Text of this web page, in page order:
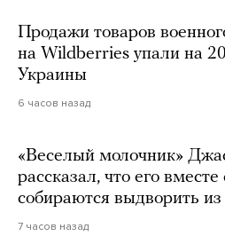
Продажи товаров
на Wildberries упали на
Украины
6 часов назад
«Веселый молочник»
рассказал, что его
собираются выдворить из
7 часов назад